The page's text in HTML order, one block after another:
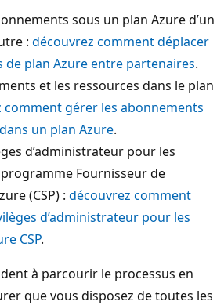
sous un plan Azure d’un
: découvrez comment déplacer
de plan Azure entre partenaires.
et les ressources dans le plan
comment gérer les abonnements
un plan Azure.
d’administrateur pour les
Fournisseur de
(CSP) : découvrez comment
d’administrateur pour les
CSP.
à parcourir le processus en
que vous disposez de toutes les